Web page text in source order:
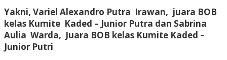
Yakni, Variel Alexandro Putra Irawan, juara BOB
kelas Kumite Kaded – Junior Putra dan Sabrina
Aulia Warda, Juara BOB kelas Kumite Kaded –
Junior Putri